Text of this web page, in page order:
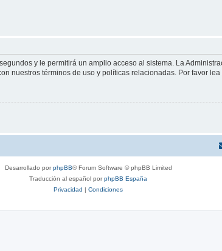
y le permitirá un amplio acceso al sistema. La
nuestros términos de uso y políticas relacionadas. Por favor
Desarrollado porphpBB® Forum Software © phpBB Limited
Traducción al español porphpBB España
Privacidad | Condiciones